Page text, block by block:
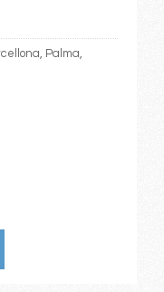
Palma,